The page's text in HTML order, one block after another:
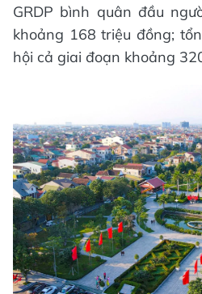
GRDP bình quân đầu
khoảng 168 triệu đồng;
hội cả giai đoạn khoảng